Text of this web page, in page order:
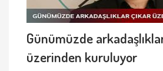
Günümüzde
üzerinden kuruluyor